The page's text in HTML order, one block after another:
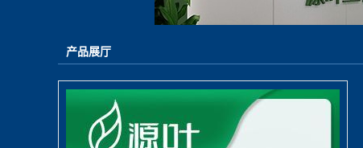
产品展厅